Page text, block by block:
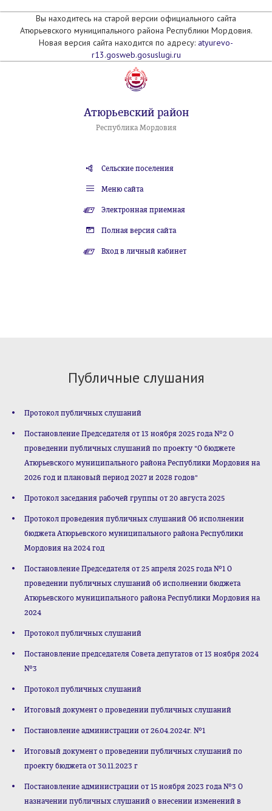
Вы находитесь на старой версии официального сайта
Атюрьевского муниципального района Республики Мордовия.
Новая версия сайта находится по адресу: atyurevo-
r13.gosweb.gosuslugi.ru
Атюрьевский район
Республика Мордовия
Сельские поселения
Меню сайта
Электронная приемная
Полная версия сайта
Вход в личный кабинет
Публичные слушания
Протокол публичных слушаний
Постановление Председателя от 13 ноября 2025 года №2 О
проведении публичных слушаний по проекту "О бюджете
Атюрьевского муниципального района Республики Мордовия на
2026 год и плановый период 2027 и 2028 годов"
Протокол заседания рабочей группы от 20 августа 2025
Протокол проведения публичных слушаний Об исполнении
бюджета Атюрьевского муниципального района Республики
Мордовия на 2024 год
Постановление Председателя от 25 апреля 2025 года №1 О
проведении публичных слушаний об исполнении бюджета
Атюрьевского муниципального района Республики Мордовия на
2024
Протокол публичных слушаний
Постановление председателя Совета депутатов от 13 ноября 2024
№3
Протокол публичных слушаний
Итоговый документ о проведении публичных слушаний
Постановление администрации от 26.04.2024г. №1
Итоговый документ о проведении публичных слушаний по
проекту бюджета от 30.11.2023 г
Постановление администрации от 15 ноября 2023 года №3 О
назначении публичных слушаний о внесении изменений в